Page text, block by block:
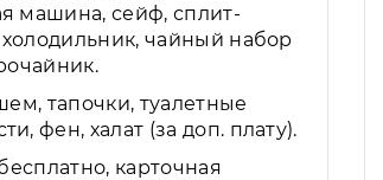
машина, сейф, сплит-
холодильник, чайный набор
тапочки, туалетные
фен, халат (за доп. плату).
карточная